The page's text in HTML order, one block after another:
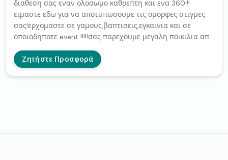
φωτογραφίες από το photobooth και οι καλεσμένοι
κάνουν αφιερώσεις Πραγματικά εκτυπωμένα backgrounds
αλλά και Green Screen backgrounds Ενημερωτικά στα
τραπέζια των καλεσμένων για την δωρεάν χρήση του
photo booth Props με έξυπνες ατάκες – Καπέλα γυαλιά
και άλλα φωτογραφικά αξεσουάρ Live προβολή των
διαθεση σας εναν ολοσωμο καθρεπτη και ενα 360!!!
ειμαστε εδω για να αποτυπωσουμε τις ομορφες στιγμες
σας!ερχομαστε σε γαμους,βαπτισεις,εγκαινια και σε
οποιοδηποτε event !!!!!σας παρεχουμε μεγαλη ποικιλια απο
layout και βρισκομαστε καθολη την διαρκεια στον χωρο
για την σωστη εξυπηρετηση σας!για περισσοτερες
Ζητήστε Προσφορά